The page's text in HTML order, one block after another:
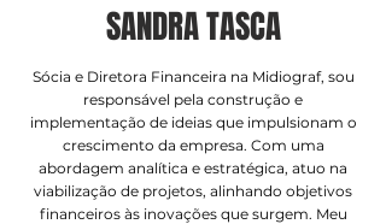
SANDRA TASCA
Sócia e Diretora Financeira na Midiograf, sou
responsável pela construção e
implementação de ideias que impulsionam o
crescimento da empresa. Com uma
abordagem analítica e estratégica, atuo na
viabilização de projetos, alinhando objetivos
financeiros às inovações que surgem. Meu